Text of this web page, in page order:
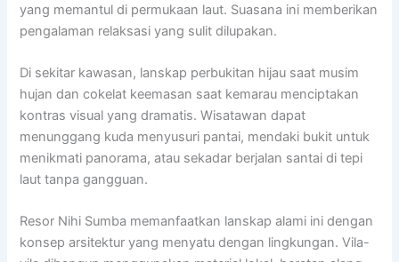
yang memantul di permukaan laut. Suasana ini memberikan
pengalaman relaksasi yang sulit dilupakan.
Di sekitar kawasan, lanskap perbukitan hijau saat musim
hujan dan cokelat keemasan saat kemarau menciptakan
kontras visual yang dramatis. Wisatawan dapat
menunggang kuda menyusuri pantai, mendaki bukit untuk
menikmati panorama, atau sekadar berjalan santai di tepi
laut tanpa gangguan.
Resor Nihi Sumba memanfaatkan lanskap alami ini dengan
konsep arsitektur yang menyatu dengan lingkungan. Vila-